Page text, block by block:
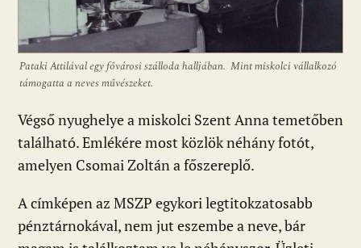
Pataki Attilával egy fővárosi szálloda halljában. Mint miskolci vállalkozó
támogatta a neves művészeket.
Végső nyughelye a miskolci Szent Anna temetőben
található. Emlékére most közlök néhány fotót,
amelyen Csomai Zoltán a főszereplő.
A címképen az MSZP egykori legtitokzatosabb
pénztárnokával, nem jut eszembe a neve, bár